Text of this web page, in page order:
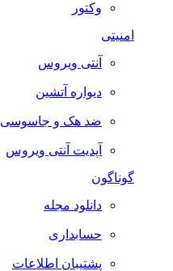
وکتور
امنیتی
آنتی ویروس
دیواره آتشین
ضد هک و جاسوسی
آپدیت آنتی ویروس
گوناگون
دانلود مجله
حسابداری
پشتیبان اطلاعات